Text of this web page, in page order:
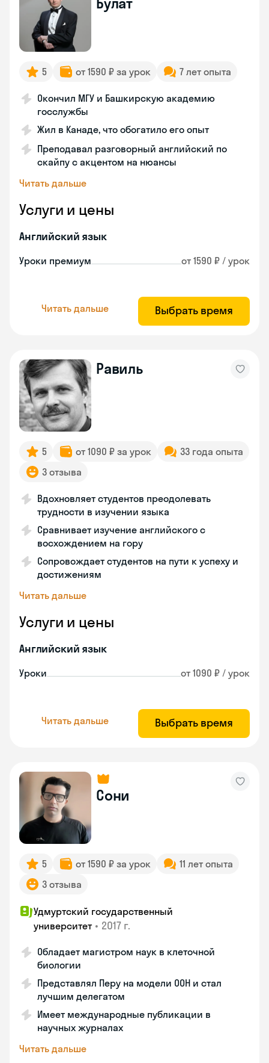
5 от 1590 ₽ за урок 7 лет опыта
Окончил МГУ и Башкирскую академию
госслужбы
Жил в Канаде, что обогатило его опыт
Преподавал разговорный английский по
скайпу с акцентом на нюансы
Читать дальше
Услуги и цены
Английский язык
Уроки премиум от 1590 ₽ / урок
Читать дальше Выбрать время
Равиль
5 от 1090 ₽ за урок
33 года опыта
3 отзыва
Вдохновляет студентов преодолевать
трудности в изучении языка
Сравнивает изучение английского с
восхождением на гору
Сопровождает студентов на пути к успеху и
достижениям
Читать дальше
Услуги и цены
Английский язык
Уроки от 1090 ₽ / урок
Читать дальше Выбрать время
Сони
5 от 1590 ₽ за урок
11 лет опыта
3 отзыва
Удмуртский государственный
университет • 2017 г.
Обладает магистром наук в клеточной
биологии
Представлял Перу на модели ООН и стал
лучшим делегатом
Имеет международные публикации в
научных журналах
Читать дальше